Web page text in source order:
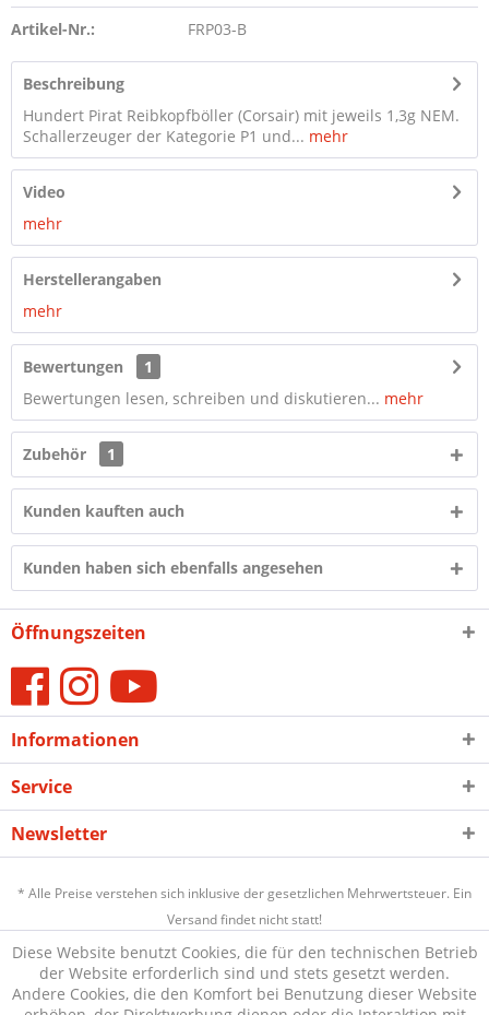
Artikel-Nr.: FRP03-B
Beschreibung
Hundert Pirat Reibkopfböller (Corsair) mit jeweils 1,3g NEM.
Schallerzeuger der Kategorie P1 und... mehr
Video
mehr
Herstellerangaben
mehr
Bewertungen
1
Bewertungen lesen, schreiben und diskutieren... mehr
Zubehör 1
Kunden kauften auch
Kunden haben sich ebenfalls angesehen
Öffnungszeiten
Informationen
Service
Newsletter
* Alle Preise verstehen sich inklusive der gesetzlichen Mehrwertsteuer. Ein
Versand findet nicht statt!
Diese Website benutzt Cookies, die für den technischen Betrieb
der Website erforderlich sind und stets gesetzt werden.
Andere Cookies, die den Komfort bei Benutzung dieser Website